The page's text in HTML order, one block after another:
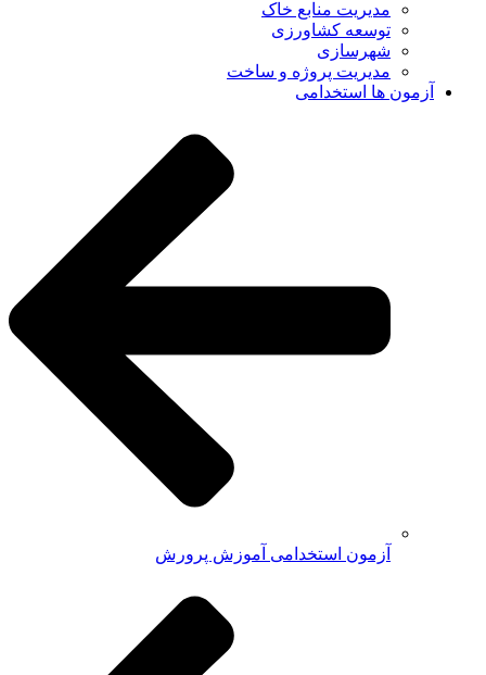
مدیریت منابع خاک
توسعه کشاورزی
شهرسازی
مدیریت پروژه و ساخت
آزمون ها استخدامی
آزمون استخدامی آموزش پرورش